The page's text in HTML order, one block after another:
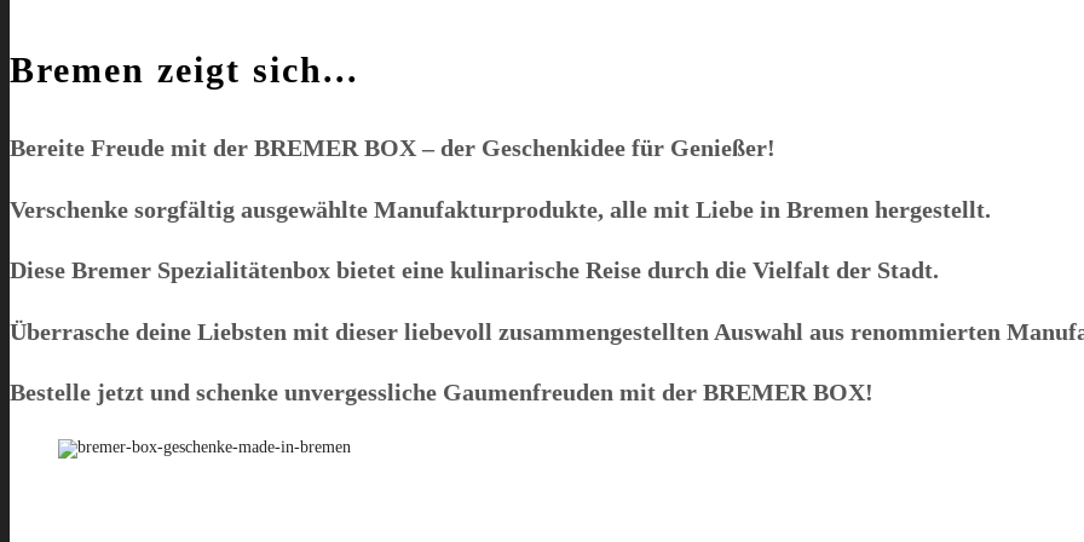
Bremen zeigt sich...
Bereite Freude mit der BREMER BOX– der Geschenkidee für Genießer!
Verschenke sorgfältig ausgewählte Manufakturprodukte, alle mit Liebe in Bremen hergestellt.
Diese Bremer Spezialitätenbox bietet eine kulinarische Reise durch die Vielfalt der Stadt.
Überrasche deine Liebsten mit dieser liebevoll zusammengestellten Auswahl aus renommierten
Bestelle jetzt und schenke unvergessliche Gaumenfreuden mit der BREMER BOX!